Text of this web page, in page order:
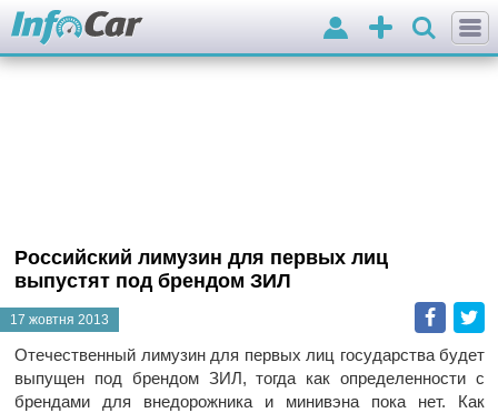
Додати
оголошення
Вхід
Российский лимузин для первых лиц
выпустят под брендом ЗИЛ
17 жовтня 2013
Отечественный лимузин для первых лиц государства будет
выпущен под брендом ЗИЛ, тогда как определенности с
брендами для внедорожника и минивэна пока нет. Как